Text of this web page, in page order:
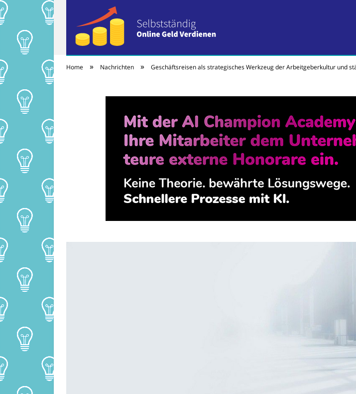
Home » Nachrichten » Geschäftsreisen als strategisches Werkzeug der Arbeitgeberkultur und